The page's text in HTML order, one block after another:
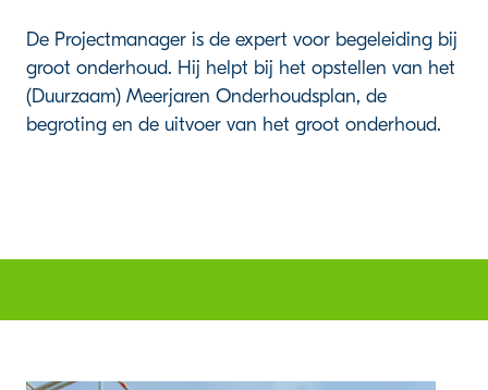
De Projectmanager is de expert voor begeleiding bij
groot onderhoud. Hij helpt bij het opstellen van het
(Duurzaam) Meerjaren Onderhoudsplan, de
begroting en de uitvoer van het groot onderhoud.